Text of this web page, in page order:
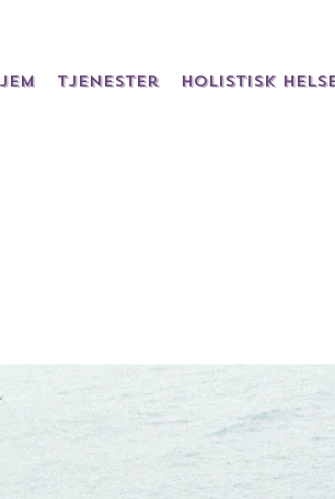
Tjenester Holistisk